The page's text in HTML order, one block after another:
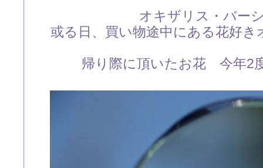
オキザリス・バー
或る日、買い物途中にある花好
帰り際に頂いたお花 今年2